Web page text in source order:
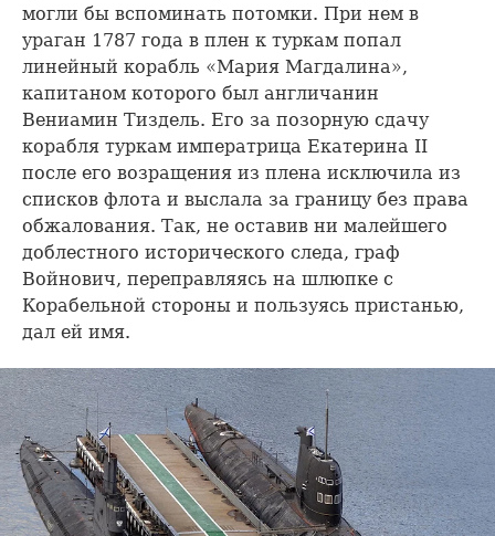
могли бы вспоминать потомки. При нем в
ураган 1787 года в плен к туркам попал
линейный корабль «Мария Магдалина»,
капитаном которого был англичанин
Вениамин Тиздель. Его за позорную сдачу
корабля туркам императрица Екатерина II
после его возращения из плена исключила из
списков флота и выслала за границу без права
обжалования. Так, не оставив ни малейшего
доблестного исторического следа, граф
Войнович, переправляясь на шлюпке с
Корабельной стороны и пользуясь пристанью,
дал ей имя.